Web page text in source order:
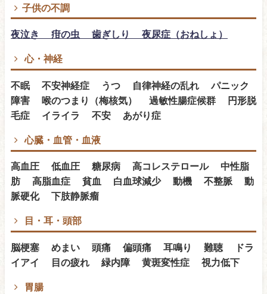
子供の不調
夜泣き 疳の虫 歯ぎしり 夜尿症（おねしょ）
心・神経
不眠 不安神経症 うつ 自律神経の乱れ パニック
障害 喉のつまり（梅核気） 過敏性腸症候群 円形脱
毛症 イライラ 不安 あがり症
心臓・血管・血液
高血圧 低血圧 糖尿病 高コレステロール 中性脂
肪 高脂血症 貧血 白血球減少 動機 不整脈 動
脈硬化 下肢静脈瘤
目・耳・頭部
脳梗塞 めまい 頭痛 偏頭痛 耳鳴り 難聴 ドラ
イアイ 目の疲れ 緑内障 黄斑変性症 視力低下
胃腸